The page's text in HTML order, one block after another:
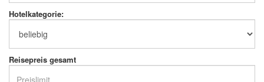
Hotelkategorie:
Reisepreis gesamt